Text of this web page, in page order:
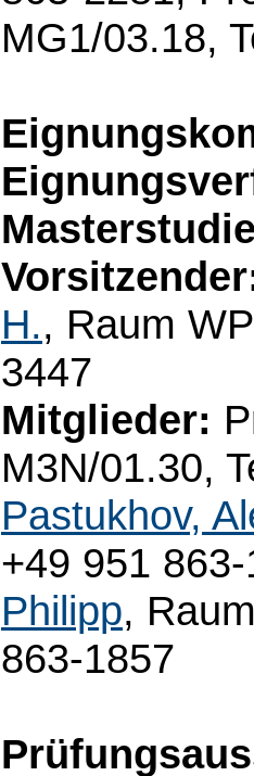
MG1/03.18,
H., Raum
3447
Mitglieder:
M3N/01.30,
Pastukhov,
+49 951
Philipp,
863-1857